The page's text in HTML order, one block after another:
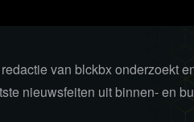
van blckbx onderzoekt
nieuwsfeiten uit binnen- en